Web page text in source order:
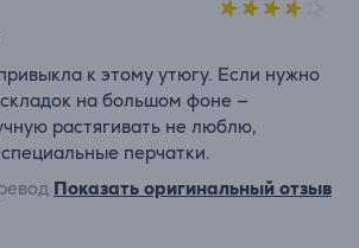
к этому утюгу. Если нужно
складок на большом фоне —
растягивать не люблю,
перчатки.
Показать оригинальный отзыв